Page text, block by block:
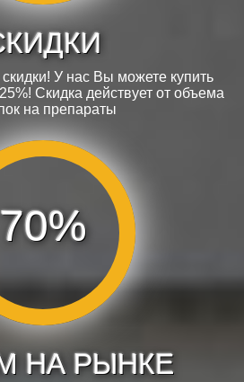
У нас Вы можете купить
Скидка действует от объема
на препараты
70%
НА РЫНКЕ